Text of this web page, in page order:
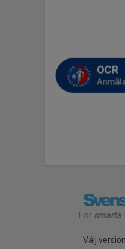
För smarta
Välj